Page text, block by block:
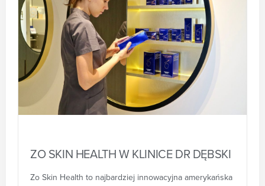
ZO SKIN HEALTH W KLINICE DR DĘBSKI
Zo Skin Health to najbardziej innowacyjna amerykańska